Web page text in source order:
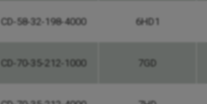
CD-58-32-198-4000 6HD1
CD-70-35-212-1000 7GD